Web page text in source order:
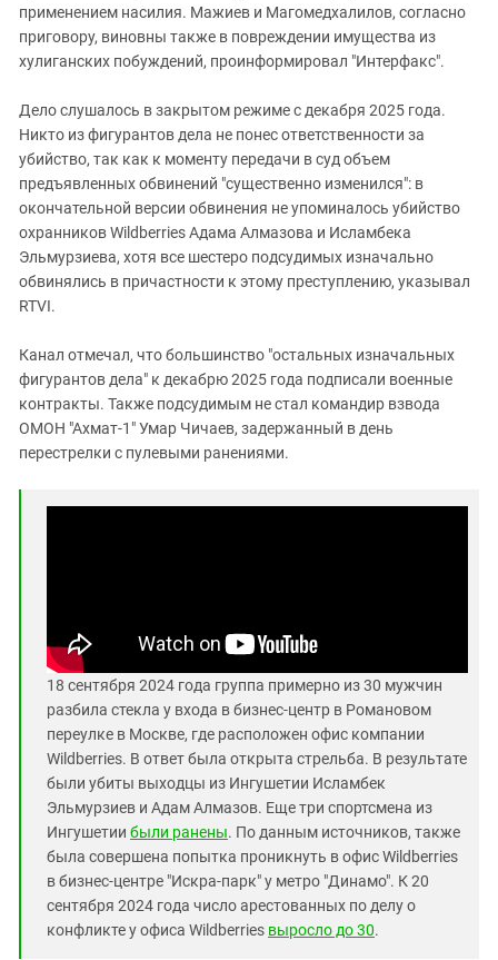
применением насилия. Мажиев и Магомедхалилов, согласно
приговору, виновны также в повреждении имущества из
хулиганских побуждений, проинформировал "Интерфакс".
Дело слушалось в закрытом режиме с декабря 2025 года.
Никто из фигурантов дела не понес ответственности за
убийство, так как к моменту передачи в суд объем
предъявленных обвинений "существенно изменился": в
окончательной версии обвинения не упоминалось убийство
охранников Wildberries Адама Алмазова и Исламбека
Эльмурзиева, хотя все шестеро подсудимых изначально
обвинялись в причастности к этому преступлению, указывал
RTVI.
Канал отмечал, что большинство "остальных изначальных
фигурантов дела" к декабрю 2025 года подписали военные
контракты. Также подсудимым не стал командир взвода
ОМОН "Ахмат-1" Умар Чичаев, задержанный в день
перестрелки с пулевыми ранениями.
18 сентября 2024 года группа примерно из 30 мужчин
разбила стекла у входа в бизнес-центр в Романовом
переулке в Москве, где расположен офис компании
Wildberries. В ответ была открыта стрельба. В результате
были убиты выходцы из Ингушетии Исламбек
Эльмурзиев и Адам Алмазов. Еще три спортсмена из
Ингушетии были ранены. По данным источников, также
была совершена попытка проникнуть в офис Wildberries
в бизнес-центре "Искра-парк" у метро "Динамо". К 20
сентября 2024 года число арестованных по делу о
конфликте у офиса Wildberries выросло до 30.